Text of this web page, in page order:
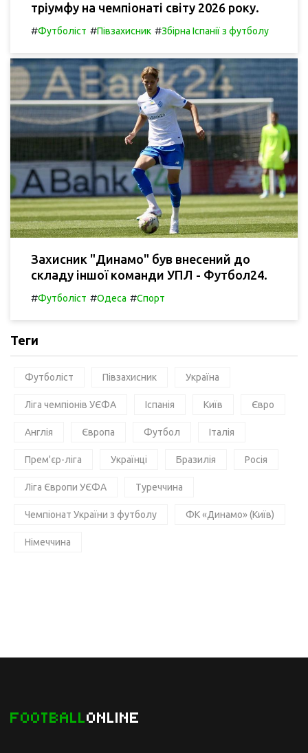
тріумфу на чемпіонаті світу 2026 року.
#Футболіст #Півзахисник #Збірна Іспанії з футболу
Захисник "Динамо" був внесений до
складу іншої команди УПЛ - Футбол24.
#Футболіст #Одеса #Спорт
Теги
Футболіст Півзахисник Україна
Ліга чемпіонів УЄФА Іспанія Київ Євро
Англія Європа Футбол Італія
Прем'єр-ліга Українці Бразилія Росія
Ліга Європи УЄФА Туреччина
Чемпіонат України з футболу ФК «Динамо» (Київ)
Німеччина
FOOTBALLONLINE